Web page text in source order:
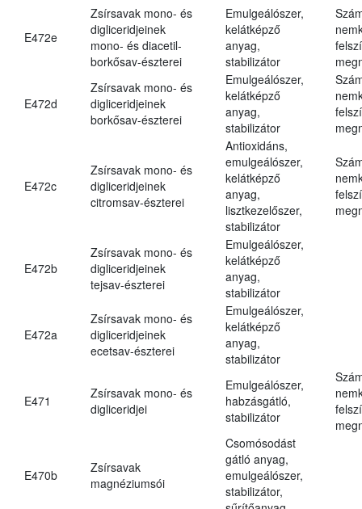
E472e
Zsírsavak mono- és
digliceridjeinek
mono- és diacetil-
borkősav-észterei
Emulgeálószer,
kelátképző
anyag,
stabilizátor
E472d
Zsírsavak mono- és
digliceridjeinek
borkősav-észterei
Emulgeálószer,
kelátképző
anyag,
stabilizátor
E472c
Zsírsavak mono- és
digliceridjeinek
citromsav-észterei
Antioxidáns,
emulgeálószer,
kelátképző
anyag,
lisztkezelőszer,
stabilizátor
E472b
Zsírsavak mono- és
digliceridjeinek
tejsav-észterei
Emulgeálószer,
kelátképző
anyag,
stabilizátor
E472a
Zsírsavak mono- és
digliceridjeinek
ecetsav-észterei
Emulgeálószer,
kelátképző
anyag,
stabilizátor
E471
Zsírsavak mono- és
digliceridjei
Emulgeálószer,
habzásgátló,
stabilizátor
E470b
Zsírsavak
magnéziumsói
Csomósodást
gátló anyag,
emulgeálószer,
stabilizátor,